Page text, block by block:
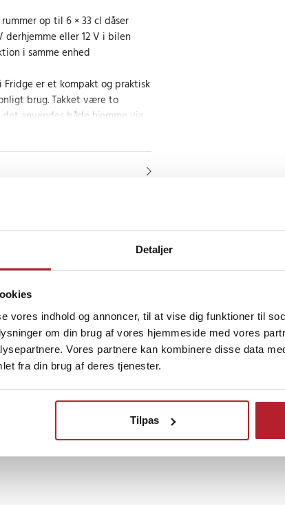
Detaljer
vores indhold og annoncer, til at vise dig funktioner til
om din brug af vores hjemmeside med vores
Vores partnere kan kombinere disse data
fra din brug af deres tjenester.
Tilpas
op til 6 × 33 cl dåser
derhjemme eller 12 V i bilen
i samme enhed
Fridge er et kompakt og praktisk
brug. Takket være to
anvendes både hjemme via
V) og i bilen via 12 V-
camping, kontor eller
kombineret køle- og
nemt skifte mellem køling (ca.
(ca. 50–65 °C) alt efter behov.
tage med
gør, at minikøleskabet
skrivebord, natbord eller
bærehåndtag gør det let
tage med på farten.
hylde fleksibel opbevaring.
passer ind i både hjemmet og
Hjem & Have Køkkentilbehør